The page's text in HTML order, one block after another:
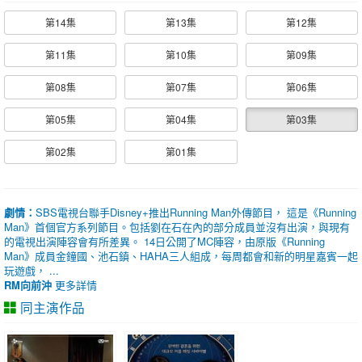
第14集 第13集 第12集
第11集 第10集 第09集
第08集 第07集 第06集
第05集 第04集 第03集
第02集 第01集
劇情： SBS電視台聯手Disney+推出Running Man外傳節目， 這是《Running
Man》首個官方系列節目。包括劉在石在內的部分成員並沒有出演，與現有
的電視出演陣容會有所差異。 14日公開了MC陣容，由原版《Running
Man》成員金鐘國、池石鎮、HAHA三人組成，每周都會和新的明星嘉賓一起
玩遊戲， ...
RM向前沖 更多詳情
同主演作品